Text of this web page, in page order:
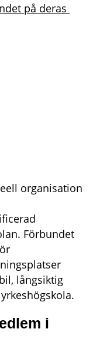
på deras
organisation
Förbundet
långsiktig
i